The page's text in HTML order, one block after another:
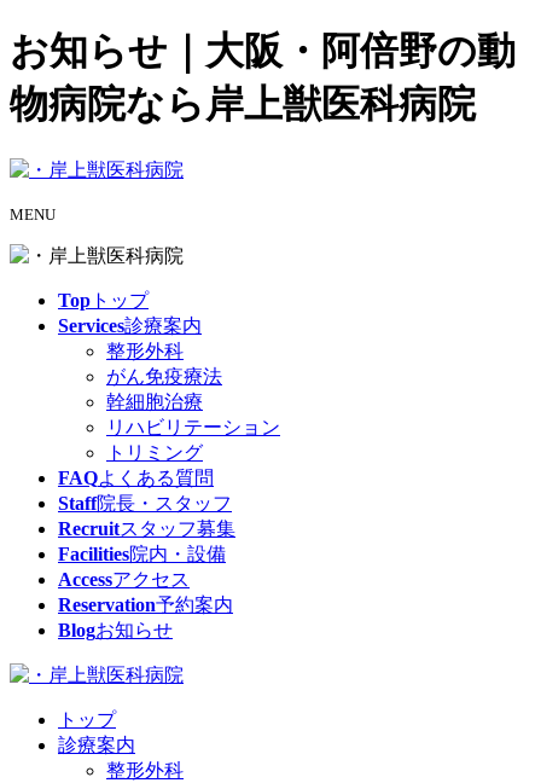
お知らせ｜大阪・阿倍野の動
物病院なら岸上獣医科病院
MENU
Top トップ
Services診療案内
整形外科
がん免疫療法
幹細胞治療
リハビリテーション
トリミング
FAQよくある質問
Staff院長・スタッフ
Recruitスタッフ募集
Facilities院内・設備
Accessアクセス
Reservation予約案内
Blogお知らせ
トップ
診療案内
整形外科